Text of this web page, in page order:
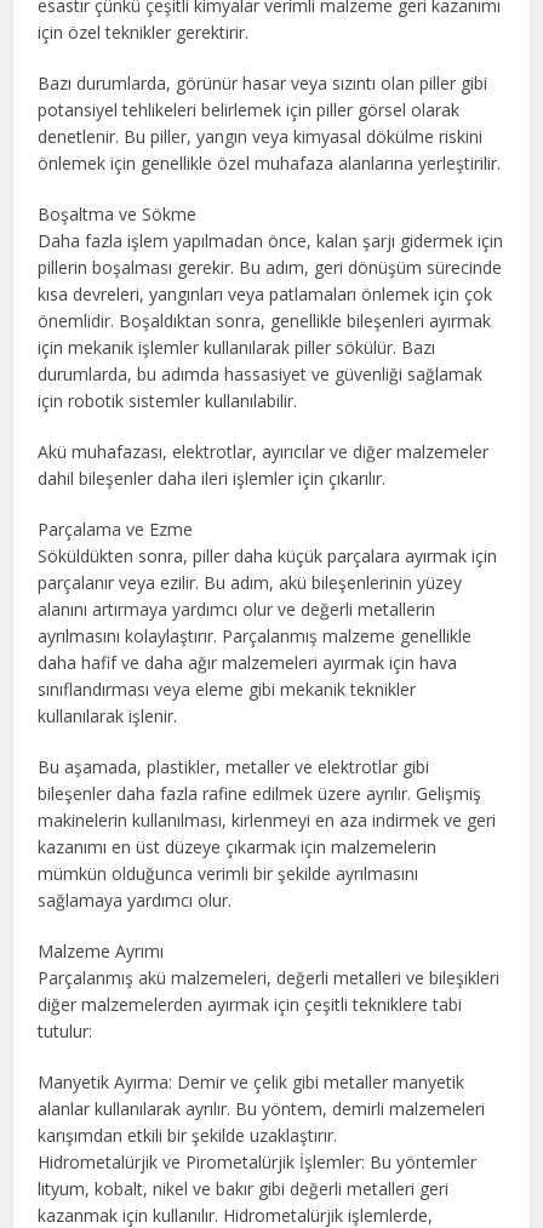
esastır çünkü çeşitli kimyalar verimli malzeme geri kazanımı
için özel teknikler gerektirir.
Bazı durumlarda, görünür hasar veya sızıntı olan piller gibi
potansiyel tehlikeleri belirlemek için piller görsel olarak
denetlenir. Bu piller, yangın veya kimyasal dökülme riskini
önlemek için genellikle özel muhafaza alanlarına yerleştirilir.
Boşaltma ve Sökme
Daha fazla işlem yapılmadan önce, kalan şarjı gidermek için
pillerin boşalması gerekir. Bu adım, geri dönüşüm sürecinde
kısa devreleri, yangınları veya patlamaları önlemek için çok
önemlidir. Boşaldıktan sonra, genellikle bileşenleri ayırmak
için mekanik işlemler kullanılarak piller sökülür. Bazı
durumlarda, bu adımda hassasiyet ve güvenliği sağlamak
için robotik sistemler kullanılabilir.
Akü muhafazası, elektrotlar, ayırıcılar ve diğer malzemeler
dahil bileşenler daha ileri işlemler için çıkarılır.
Parçalama ve Ezme
Söküldükten sonra, piller daha küçük parçalara ayırmak için
parçalanır veya ezilir. Bu adım, akü bileşenlerinin yüzey
alanını artırmaya yardımcı olur ve değerli metallerin
ayrılmasını kolaylaştırır. Parçalanmış malzeme genellikle
daha hafif ve daha ağır malzemeleri ayırmak için hava
sınıflandırması veya eleme gibi mekanik teknikler
kullanılarak işlenir.
Bu aşamada, plastikler, metaller ve elektrotlar gibi
bileşenler daha fazla rafine edilmek üzere ayrılır. Gelişmiş
makinelerin kullanılması, kirlenmeyi en aza indirmek ve geri
kazanımı en üst düzeye çıkarmak için malzemelerin
mümkün olduğunca verimli bir şekilde ayrılmasını
sağlamaya yardımcı olur.
Malzeme Ayrımı
Parçalanmış akü malzemeleri, değerli metalleri ve bileşikleri
diğer malzemelerden ayırmak için çeşitli tekniklere tabi
tutulur:
Manyetik Ayırma: Demir ve çelik gibi metaller manyetik
alanlar kullanılarak ayrılır. Bu yöntem, demirli malzemeleri
karışımdan etkili bir şekilde uzaklaştırır.
Hidrometalürjik ve Pirometalürjik İşlemler: Bu yöntemler
lityum, kobalt, nikel ve bakır gibi değerli metalleri geri
kazanmak için kullanılır. Hidrometalürjik işlemlerde,